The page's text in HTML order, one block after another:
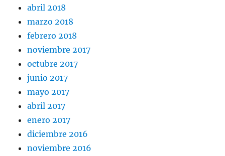
abril 2018
marzo 2018
febrero 2018
noviembre 2017
octubre 2017
junio 2017
mayo 2017
abril 2017
enero 2017
diciembre 2016
noviembre 2016